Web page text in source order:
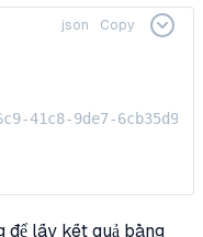
json Copy
41c8-9de7-
để lấy kết quả bằng